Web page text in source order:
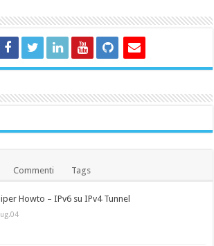
Commenti Tags
Howto – IPv6 su IPv4 Tunnel